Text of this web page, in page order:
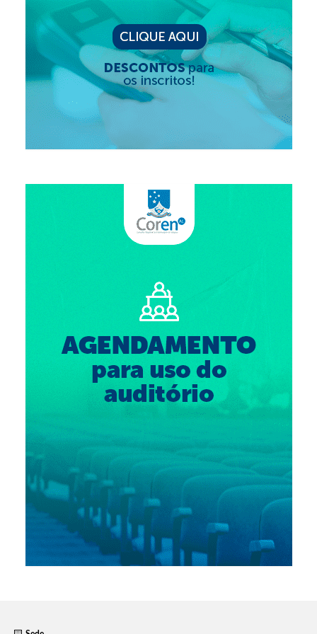
Editais e licitação
Eleições
Fiscalização
Responsabilidade Técnica
Legislações
Decisões
Desagravo Público
Suspensão do Exercício Profissional
Para Você
Procedimento para registro
Clube de Vantagens
Valores dos serviços
Reserva de auditório
Notícias
Ouvidoria
Contatos